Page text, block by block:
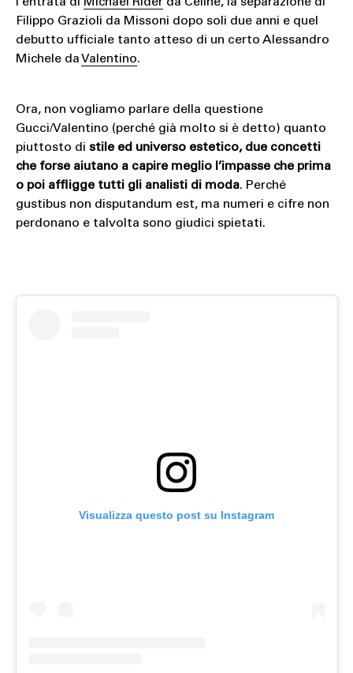
Filippo Grazioli da Missoni dopo soli due anni e quel
debutto ufficiale tanto atteso di un certo Alessandro
Michele daValentino.
Ora, non vogliamo parlare della questione
Gucci/Valentino (perché già molto si è detto) quanto
piuttosto di stile ed universo estetico, due concetti
che forse aiutano a capire meglio l’impasse che prima
o poi affligge tutti gli analisti di moda. Perché
gustibus non disputandum est, ma numeri e cifre non
perdonano e talvolta sono giudici spietati.
Visualizza questo post su Instagram